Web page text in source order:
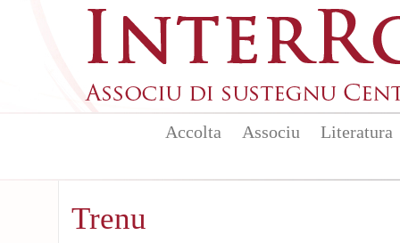
Accolta Associu Literatura
Trenu